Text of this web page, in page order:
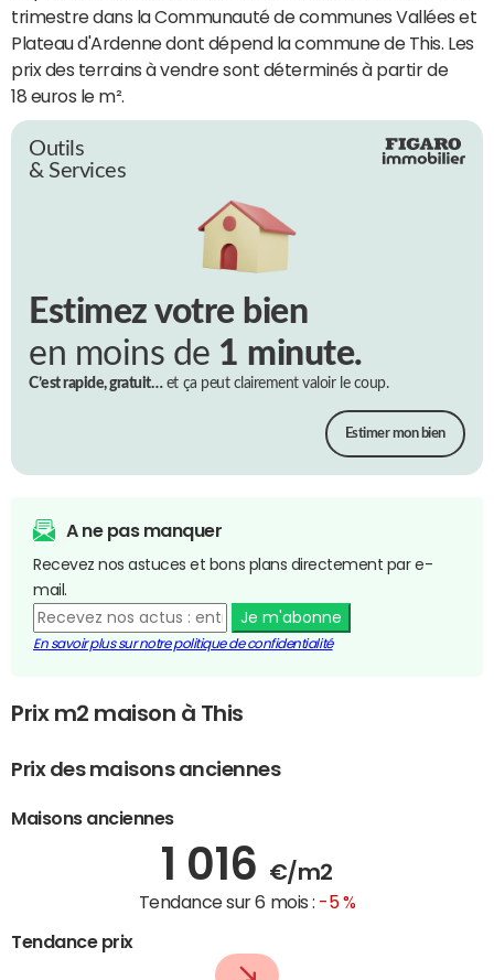
trimestre dans la Communauté de communes Vallées et
Plateau d'Ardenne dont dépend la commune de This. Les
prix des terrains à vendre sont déterminés à partir de
18 euros le m².
Outils
& Services
Estimez votre bien
en moins de 1 minute.
C’est rapide, gratuit…et ça peut clairement valoir le coup.
Estimer mon bien
A ne pas manquer
Recevez nos astuces et bons plans directement par e-
mail.
Je m'abonne
En savoir plus sur notre politique de confidentialité
Prix m2 maison à This
Prix des maisons anciennes
Maisons anciennes
1 016 €/m2
Tendance sur 6 mois : -5 %
Tendance prix